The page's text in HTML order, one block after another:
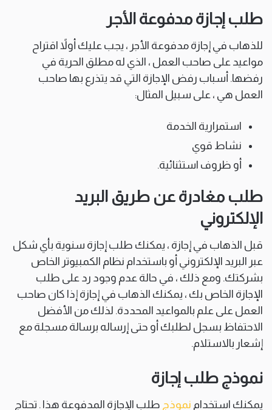
طلب إجازة مدفوعة الأجر
للذهاب في إجازة مدفوعة الأجر ، يجب عليك أولاً اقتراح
مواعيد على صاحب العمل ، الذي له مطلق الحرية في
رفضها. أسباب رفض الإجازة التي قد يتذرع بها صاحب
العمل هي ، على سبيل المثال:
استمرارية الخدمة
نشاط قوي
أو ظروف استثنائية.
طلب مغادرة عن طريق البريد
الإلكتروني
قبل الذهاب في إجازة ، يمكنك طلب إجازة سنوية بأي شكل
عبر البريد الإلكتروني أو باستخدام نظام الكمبيوتر الخاص
بشركتك. ومع ذلك ، في حالة عدم وجود رد على طلب
الإجازة الخاص بك ، يمكنك الذهاب في إجازة إذا كان صاحب
العمل على علم بالمواعيد المحددة. لذلك من الأفضل
الاحتفاظ بسجل لطلبك أو حتى إرساله برسالة مسجلة مع
إشعار بالاستلام.
نموذج طلب إجازة
يمكنك استخدام نموذج طلب الإجازة المدفوعة هذا . تحتاج